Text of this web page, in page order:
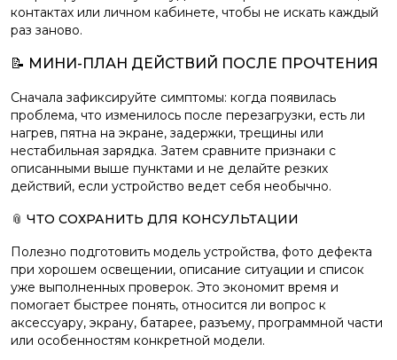
контактах или личном кабинете, чтобы не искать каждый
раз заново.
📝 МИНИ-ПЛАН ДЕЙСТВИЙ ПОСЛЕ ПРОЧТЕНИЯ
Сначала зафиксируйте симптомы: когда появилась
проблема, что изменилось после перезагрузки, есть ли
нагрев, пятна на экране, задержки, трещины или
нестабильная зарядка. Затем сравните признаки с
описанными выше пунктами и не делайте резких
действий, если устройство ведет себя необычно.
📎 ЧТО СОХРАНИТЬ ДЛЯ КОНСУЛЬТАЦИИ
Полезно подготовить модель устройства, фото дефекта
при хорошем освещении, описание ситуации и список
уже выполненных проверок. Это экономит время и
помогает быстрее понять, относится ли вопрос к
аксессуару, экрану, батарее, разъему, программной части
или особенностям конкретной модели.